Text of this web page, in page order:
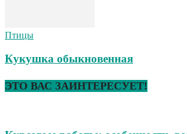
Птицы
Кукушка обыкновенная
ЭТО ВАС ЗАИНТЕРЕСУЕТ!